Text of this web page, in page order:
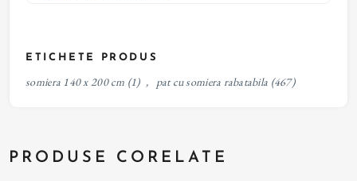
ETICHETE PRODUS
somiera 140 x 200 cm (1) , pat cu somiera rabatabila (467)
PRODUSE CORELATE